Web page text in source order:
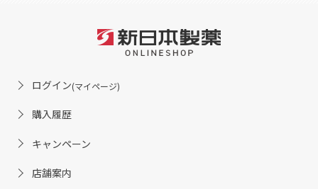
ログイン(マイページ)
購入履歴
キャンペーン
店舗案内